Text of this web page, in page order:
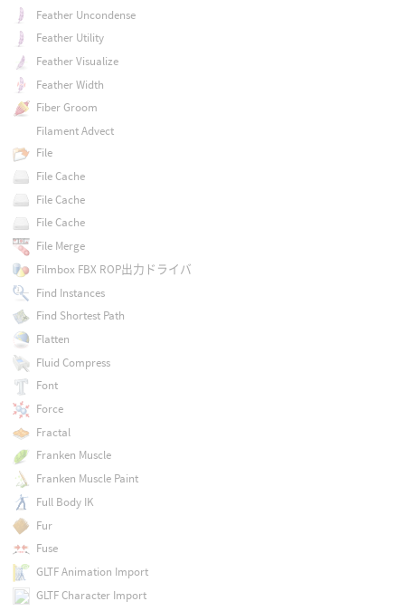
Feather Uncondense
Feather Utility
Feather Visualize
Feather Width
Fiber Groom
Filament Advect
File
File Cache
File Cache
File Cache
File Merge
Filmbox FBX ROP出力ドライバ
Find Instances
Find Shortest Path
Flatten
Fluid Compress
Font
Force
Fractal
Franken Muscle
Franken Muscle Paint
Full Body IK
Fur
Fuse
GLTF Animation Import
GLTF Character Import